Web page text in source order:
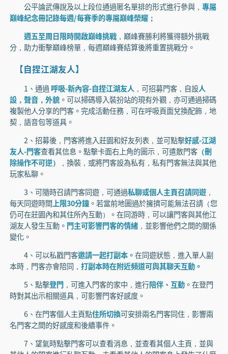
公平論武傳說及以上段位通過匿名單排的形式進行參與， 專屬
巔峰紀念冊記錄每週/每賽季的專屬巔峰榮耀；
週五至周日限時開啟巔峰挑戰，巔峰賽勝利將獲得額外挑戰
分，助力衝擊巔峰榜單，每週巔峰賽結算後將重置挑戰分。
【自捏江湖友人】
1、通過 呼吸-新內容-自捏江湖友人 ，可招募門客，自設人
設，聲音，外貌。可以掃碼導入裝扮站的現有外觀，亦可通過掃碼
複製他人分享的門客。完成活動任務，可在呼吸頁面兌換配飾，地
契，語音包等道具。
2、招募後，門客將進入莊園和好友列表，並可點擊好感-江湖
友人-門客查看其信息。點擊卡面右上角的圖示，可遣散門客（刪
除操作不可逆）
，換裝，或將門客設為私有，私有門客無法與其他
玩家私聊。
3、可隨時召請門客同遊，可通過私聊或個人主頁召請同遊，
每天同遊時間 上限30分鐘。若當前地圖過於擁擠可能無法召請（您
仍可在莊園內和其住所內互動）。在同游時，可以讓門客與其他江
湖友人發生互動。 門主可影響門客的情緒，並影響他們之間的關係
變化。
4、可以私戳門客邀請一起打副本。在同遊狀態，進入單人副
本時，門客亦會陪同， 打副本時在附近頻道可與其聊天互動。
5、點擊登門，可進入門客的家中，進行陪伴、互動。在登門
時對其出示相關道具，可影響門客好感度。
6、在門客個人主頁點住所切換可安排兩名門客同住，影響兩
名門客之間的好感度和後續事件。
7、望氣時點擊門客可以查看消息，並查看其個人主頁，並與